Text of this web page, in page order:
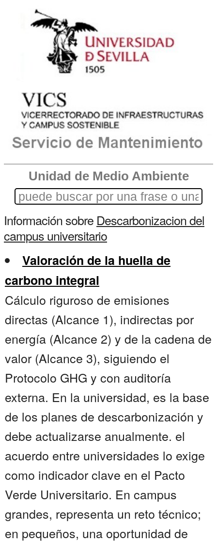
Unidad de Medio Ambiente
Información sobre Descarbonizacion del
campus universitario
Valoración de la huella de
carbono integral
Cálculo riguroso de emisiones
directas (Alcance 1), indirectas por
energía (Alcance 2) y de la cadena de
valor (Alcance 3), siguiendo el
Protocolo GHG y con auditoría
externa. En la universidad, es la base
de los planes de descarbonización y
debe actualizarse anualmente. el
acuerdo entre universidades lo exige
como indicador clave en el Pacto
Verde Universitario. En campus
grandes, representa un reto técnico;
en pequeños, una oportunidad de